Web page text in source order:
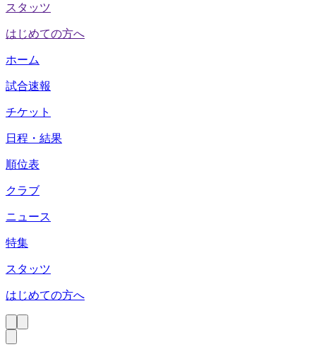
スタッツ
はじめての方へ
ホーム
試合速報
チケット
日程・結果
順位表
クラブ
ニュース
特集
スタッツ
はじめての方へ